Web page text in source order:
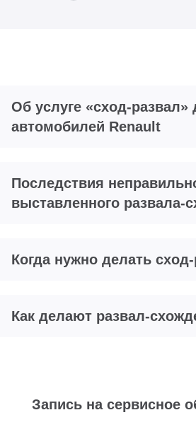
Об услуге «сход-развал»
автомобилей Renault
Последствия
выставленного развала-
Когда нужно делать
Как делают развал-
Запись на сервисное